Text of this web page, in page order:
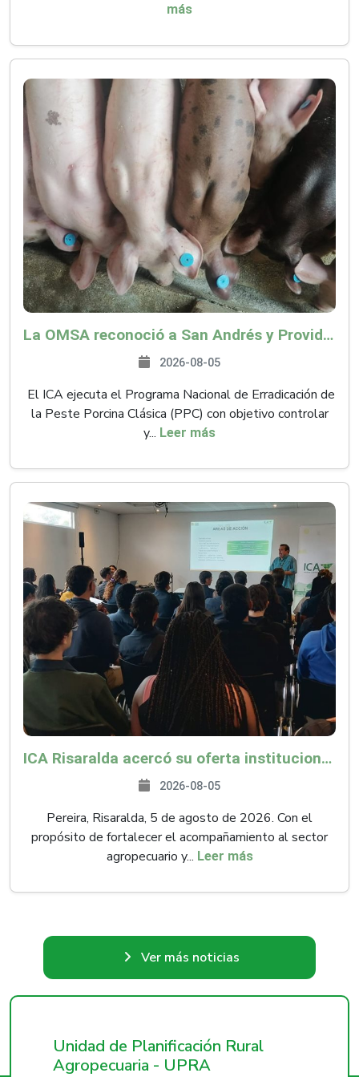
más
La OMSA reconoció a San Andrés y Providencia como zona libre de Peste Porcina Clásica (PPC)
2026-08-05
El ICA ejecuta el Programa Nacional de Erradicación de
la Peste Porcina Clásica (PPC) con objetivo controlar
y... Leer más
ICA Risaralda acercó su oferta institucional a productores y emprendedores en Expocamello
2026-08-05
Pereira, Risaralda, 5 de agosto de 2026. Con el
propósito de fortalecer el acompañamiento al sector
agropecuario y... Leer más
Ver más noticias
Unidad de Planificación Rural
Agropecuaria - UPRA